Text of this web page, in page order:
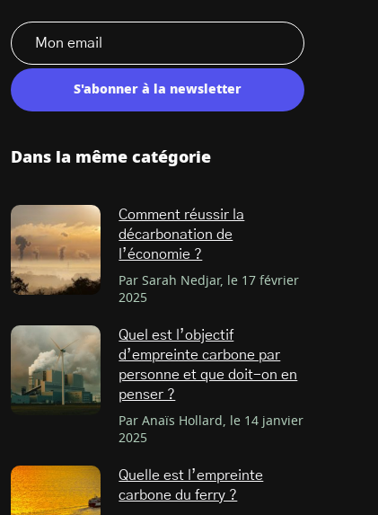
S'abonner à la newsletter
Dans la même catégorie
Comment réussir la
décarbonation de
l’économie ?
Par Sarah Nedjar, le 17 février
2025
Quel est l’objectif
d’empreinte carbone par
personne et que doit-on en
penser ?
Par Anaïs Hollard, le 14 janvier
2025
Quelle est l’empreinte
carbone du ferry ?